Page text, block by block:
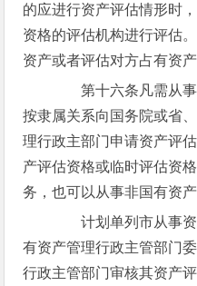
的应进行资产评估情形时
资格的评估机构进行评估
资产或者评估对方占有资
第十六条凡需从事
按隶属关系向国务院或省
理行政主部门申请资产评
产评估资格或临时评估资
务，也可以从事非国有资产
计划单列市从事资
有资产管理行政主管部门
行政主管部门审核其资产